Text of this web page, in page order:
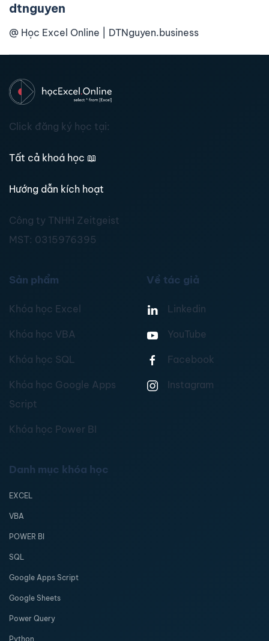
dtnguyen
@ Học Excel Online | DTNguyen.business
Click đăng ký học tại:
Tất cả khoá học 📖
Hướng dẫn kích hoạt
Công ty TNHH Zeitgeist
MST: 0315976395
Sản phẩm
Khóa học Excel
Khóa học VBA
Khóa học SQL
Khóa học Google Apps
Script
Khóa học Power BI
Về tác giả
Linkedin
YouTube
Facebook
Instagram
Danh mục khóa học
EXCEL
VBA
POWER BI
SQL
Google Apps Script
Google Sheets
Power Query
Python